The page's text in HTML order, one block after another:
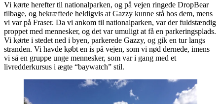
Vi kørte herefter til nationalparken, og på vejen ringede DropBear
tilbage, og bekræftede heldigvis at Gazzy kunne stå hos dem, mens
vi var på Fraser. Da vi ankom til nationalparken, var der fuldstændig
proppet med mennesker, og det var umuligt at få en parkeringsplads.
Vi kørte i stedet ned i byen, parkerede Gazzy, og gik en tur langs
stranden. Vi havde købt en is på vejen, som vi nød dernede, imens
vi så en gruppe unge mennesker, som var i gang med et
livredderkursus i ægte “baywatch” stil.